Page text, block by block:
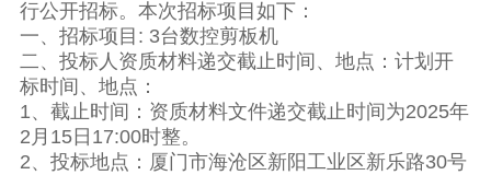
行公开招标。本次招标项目如下：
一、招标项目: 3台数控剪板机
二、投标人资质材料递交截止时间、地点：计划开
标时间、地点：
1、截止时间：资质材料文件递交截止时间为2025年
2月15日17:00时整。
2、投标地点：厦门市海沧区新阳工业区新乐路30号